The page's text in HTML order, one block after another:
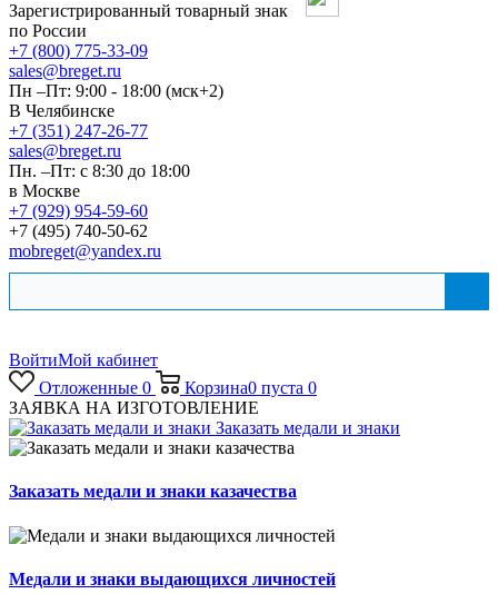
Зарегистрированный товарный знак
по России
+7 (800) 775-33-09
sales@breget.ru
Пн –Пт: 9:00 - 18:00 (мск+2)
В Челябинске
+7 (351) 247-26-77
sales@breget.ru
Пн. –Пт: с 8:30 до 18:00
в Москве
+7 (929) 954-59-60
+7 (495) 740-50-62
mobreget@yandex.ru
ВойтиМой кабинет
Отложенные 0 Корзина0 пуста 0
ЗАЯВКА НА ИЗГОТОВЛЕНИЕ
Заказать медали и знаки
Заказать медали и знаки казачества
Медали и знаки выдающихся личностей